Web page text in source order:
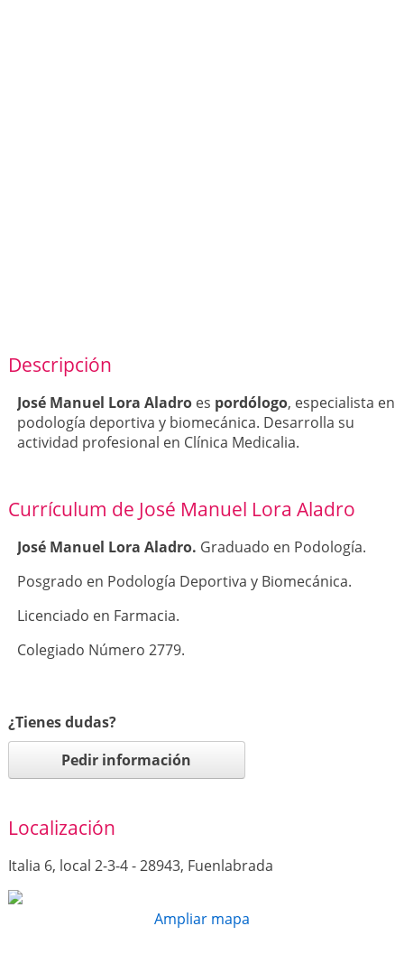
Descripción
José Manuel Lora Aladroes pordólogo, especialista en
podología deportiva y biomecánica. Desarrolla su
actividad profesional en Clínica Medicalia.
Currículum de José Manuel Lora Aladro
José Manuel Lora Aladro. Graduado en Podología.
Posgrado en Podología Deportiva y Biomecánica.
Licenciado en Farmacia.
Colegiado Número 2779.
¿Tienes dudas?
Pedir información
Localización
Italia 6, local 2-3-4 - 28943, Fuenlabrada
Ampliar mapa